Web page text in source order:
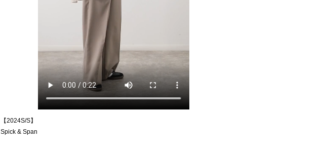
【2024S/S】
Spick & Span